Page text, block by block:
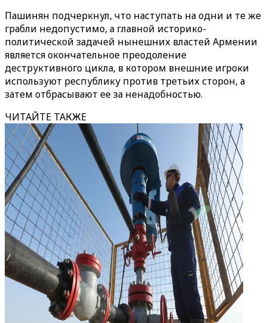
Пашинян подчеркнул, что наступать на одни и те же
грабли недопустимо, а главной историко-
политической задачей нынешних властей Армении
является окончательное преодоление
деструктивного цикла, в котором внешние игроки
используют республику против третьих сторон, а
затем отбрасывают ее за ненадобностью.
ЧИТАЙТЕ ТАКЖЕ